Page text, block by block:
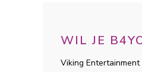
WIL JE
Viking